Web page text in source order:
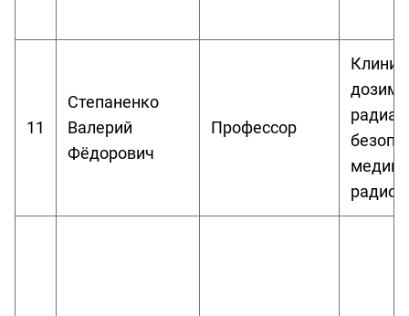
11
Степаненко
Валерий
Фёдорович
Профессор